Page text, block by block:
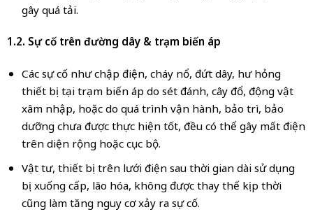
gây quá tải.
1.2. Sự cố trên đường dây & trạm biến áp
Các sự cố như chập điện, cháy nổ, đứt dây, hư hỏng
thiết bị tại trạm biến áp do sét đánh, cây đổ, động vật
xâm nhập, hoặc do quá trình vận hành, bảo trì, bảo
dưỡng chưa được thực hiện tốt, đều có thể gây mất điện
trên diện rộng hoặc cục bộ.
Vật tư, thiết bị trên lưới điện sau thời gian dài sử dụng
bị xuống cấp, lão hóa, không được thay thế kịp thời
cũng làm tăng nguy cơ xảy ra sự cố.